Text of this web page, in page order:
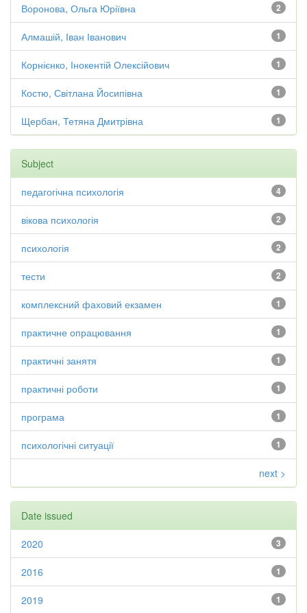
2
Воронова, Ольга Юріївна
1
Алмашій, Іван Іванович
1
Корнієнко, Інокентій Олексійович
1
Костю, Світлана Йосипівна
1
Щербан, Тетяна Дмитрівна
Subject
4
педагогічна психологія
2
вікова психологія
2
психологія
2
тести
1
комплексний фаховий екзамен
1
практичне опрацювання
1
практичні занятя
1
практичні роботи
1
програма
1
психологічні ситуації
next >
Date issued
3
2020
1
2016
1
2019